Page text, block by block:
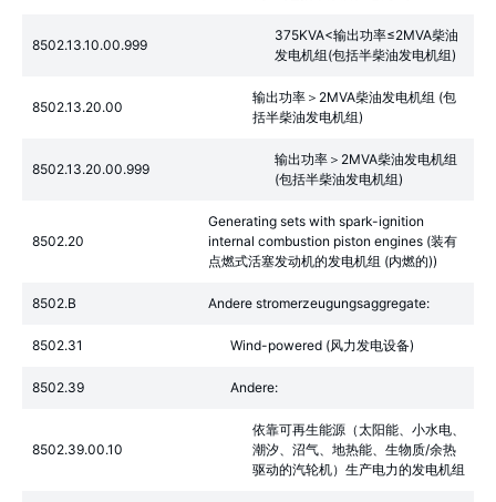
8502.13.10.00.999
375KVA<输出功率≤2MVA柴油
发电机组(包括半柴油发电机组)
8502.13.20.00
输出功率＞2MVA柴油发电机组 (包
括半柴油发电机组)
8502.13.20.00.999
输出功率＞2MVA柴油发电机组
(包括半柴油发电机组)
8502.20
Generating sets with spark-ignition
internal combustion piston engines (装有
点燃式活塞发动机的发电机组 (内燃的))
8502.B Andere stromerzeugungsaggregate:
8502.31 Wind-powered (风力发电设备)
8502.39 Andere:
8502.39.00.10
依靠可再生能源（太阳能、小水电、
潮汐、沼气、地热能、生物质/余热
驱动的汽轮机）生产电力的发电机组